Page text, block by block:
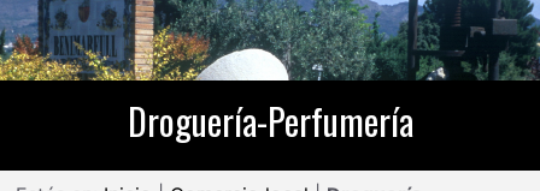
Droguería-Perfumería